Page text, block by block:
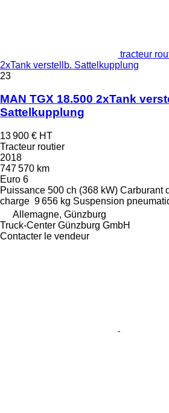
tracteur
2xTank verstellb. Sattelkupplung
23
MAN TGX 18.500 2xTank
Sattelkupplung
13 900 € HT
Tracteur routier
2018
747 570 km
Euro 6
Puissance 500 ch (368 kW) Carburant
charge 9 656 kg Suspension
Allemagne, Günzburg
Truck-Center Günzburg GmbH
Contacter le vendeur